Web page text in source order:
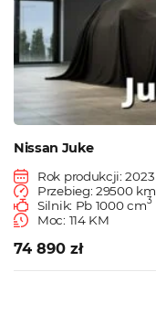
Nissan Juke
Rok produkcji: 2023
Przebieg: 29500 km
Silnik: Pb 1000 cm3
Moc: 114 KM
74 890 zł